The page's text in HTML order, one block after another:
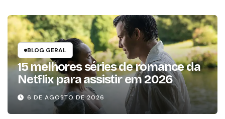
BLOG GERAL
15 melhores séries de romance da
Netflix para assistir em 2026
6 DE AGOSTO DE 2026